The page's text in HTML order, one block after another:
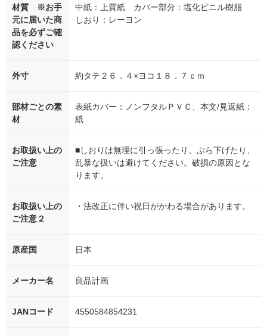
材質 ※お手
元に届いた商
品を必ずご確
認ください
中紙：上質紙 カバー部分：塩化ビニル樹脂
しおり：レーヨン
外寸 約タテ２６．４×ヨコ１８．７ｃｍ
部材ごとの素
材
表紙カバー：ノンフタルＰＶＣ、本文/見返紙：
紙
お取扱い上の
ご注意
■しおりは無理に引っ張ったり、ぶら下げたり、
乱暴な扱いは避けてください。破損の原因とな
ります。
お取扱い上の
ご注意２
・法改正に伴い祝日がかわる場合があります。
原産国 日本
メーカー名 良品計画
JANコード 4550584854231